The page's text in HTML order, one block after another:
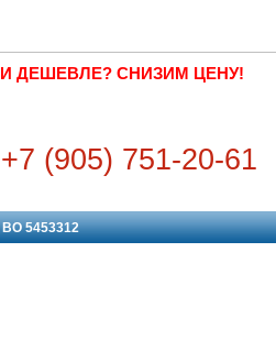
ДЕШЕВЛЕ? СНИЗИМ ЦЕНУ!
(905) 751-20-61
5453312